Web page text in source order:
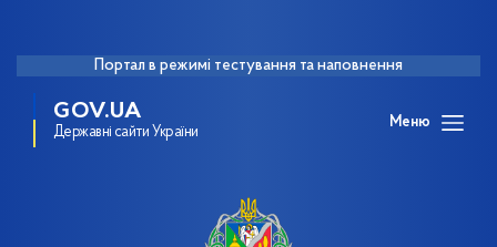
Портал в режимі тестування та наповнення
GOV.UA
Державні сайти України
Меню